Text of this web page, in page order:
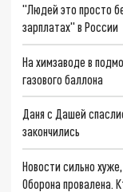
"Людей это просто
зарплатах" в России
На химзаводе в
газового баллона
Даня с Дашей
закончились
Новости сильно
Оборона провалена.